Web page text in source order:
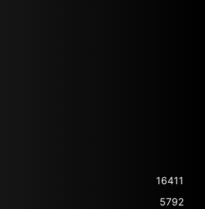
16411
5792